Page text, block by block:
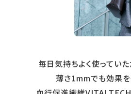
毎日気持ちよく使っていた
薄さ1mmでも効果